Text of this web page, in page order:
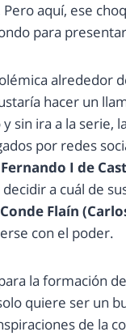
Pero aquí, ese
para
alrededor
hacer un
sin ira a la serie,
por redes
Fernando I de
a cuál de
Flaín
con el poder.
la formación
quiere ser un
de la